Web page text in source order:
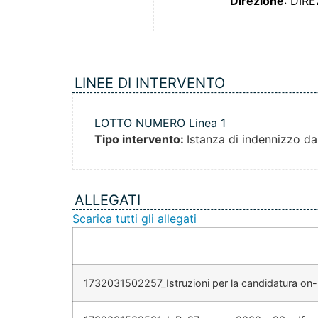
LINEE DI INTERVENTO
LOTTO NUMERO Linea 1
Tipo intervento: Istanza di indennizzo
ALLEGATI
Scarica tutti gli allegati
1732031502257_Istruzioni per la candidatura